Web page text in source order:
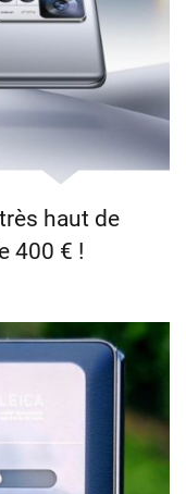
haut de
400 € !